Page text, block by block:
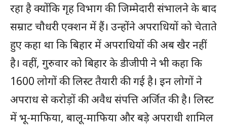
रहा है क्योंकि गृह विभाग की जिम्मेदारी संभालने के बाद
सम्राट चौधरी एक्शन में हैं। उन्होंने अपराधियों को चेताते
हुए कहा था कि बिहार में अपराधियों की अब खैर नहीं
है। वहीं, गुरुवार को बिहार के डीजीपी ने भी कहा कि
1600 लोगों की लिस्ट तैयारी की गई है। इन लोगों ने
अपराध से करोड़ों की अवैध संपत्ति अर्जित की है। लिस्ट
में भू-माफिया, बालू-माफिया और बड़े अपराधी शामिल